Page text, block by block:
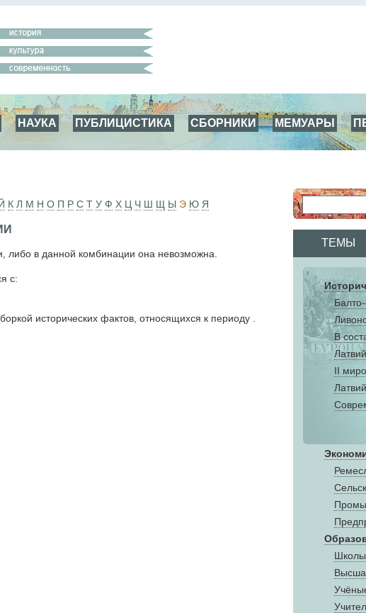
НАУКА ПУБЛИЦИСТИКА СБОРНИКИ МЕМУАРЫ
ТЕМЫ
В
II
Школы
К Л М Н О П Р С Т У Ф Х Ц Ч Ш Щ Ы Э Ю Я
либо в данной комбинации она невозможна.
с:
исторических фактов, относящихся к периоду .